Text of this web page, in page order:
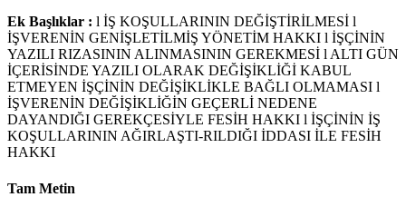
Ek Başlıklar : l İŞ KOŞULLARININ DEĞİŞTİRİLMESİ l
İŞVERENİN GENİŞLETİLMİŞ YÖNETİM HAKKI l İŞÇİNİN
YAZILI RIZASININ ALINMASININ GEREKMESİ l ALTI GÜN
İÇERİSİNDE YAZILI OLARAK DEĞİŞİKLİĞİ KABUL
ETMEYEN İŞÇİNİN DEĞİŞİKLİKLE BAĞLI OLMAMASI l
İŞVERENİN DEĞİŞİKLİĞİN GEÇERLİ NEDENE
DAYANDIĞI GEREKÇESİYLE FESİH HAKKI l İŞÇİNİN İŞ
KOŞULLARININ AĞIRLAŞTI-RILDIĞI İDDASI İLE FESİH
HAKKI
Tam Metin